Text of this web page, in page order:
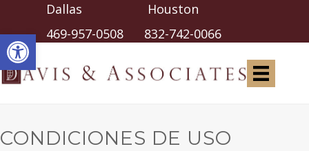
Abrir barra de herramientas
Dallas Houston
469-957-0508 832-742-0066
CONDICIONES DE USO